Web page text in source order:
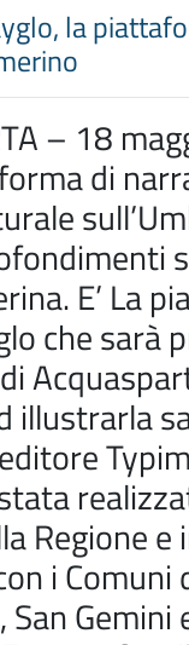
la
– 18
di
E’ La
che sarà
illustrarla
Regione e
i Comuni
Gemini